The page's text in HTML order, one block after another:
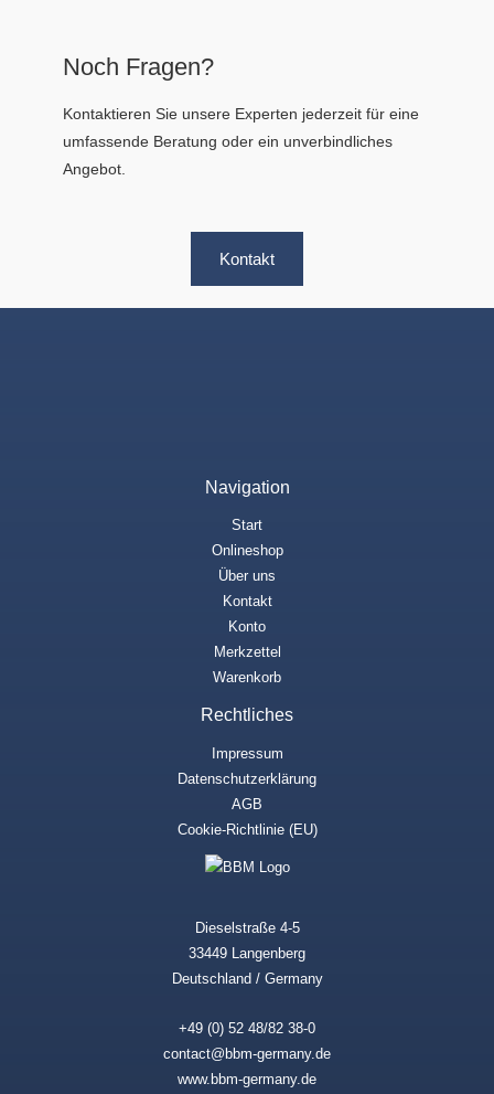
Noch Fragen?
Kontaktieren Sie unsere Experten jederzeit für eine
umfassende Beratung oder ein unverbindliches
Angebot.
Kontakt
Navigation
Start
Onlineshop
Über uns
Kontakt
Konto
Merkzettel
Warenkorb
Rechtliches
Impressum
Datenschutzerklärung
AGB
Cookie-Richtlinie (EU)
Dieselstraße 4-5
33449 Langenberg
Deutschland / Germany
+49 (0) 52 48/82 38-0
contact@bbm-germany.de
www.bbm-germany.de